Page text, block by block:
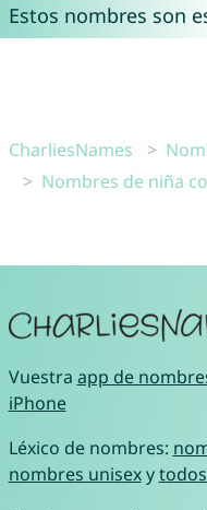
Estos nombres son
CharliesNames
Nombres de niña
Vuestra app de
iPhone
Léxico de nombres:
nombres unisexy